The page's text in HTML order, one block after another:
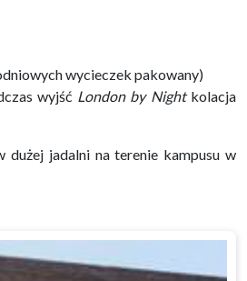
wycieczek pakowany)
wyjść London by Nightkolacja
dużej jadalni na terenie kampusu w